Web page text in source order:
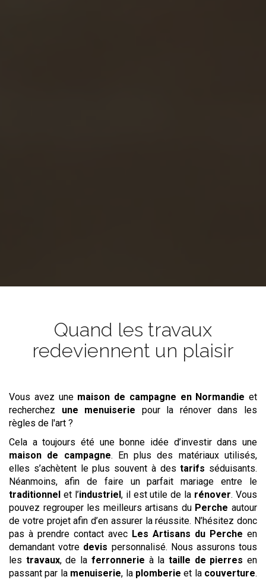
Quand les travaux
redeviennent un plaisir
Vous avez unemaison de campagne en Normandie et
recherchez une menuiserie
pour la rénover dans les
règles de l'art ?
Cela a toujours été une bonne idée d’investir dans une
maison de campagne. En plus des matériaux utilisés,
elles s’achètent le plus souvent à destarifs séduisants.
Néanmoins, afin de faire un parfait mariage entre le
traditionnel et l’industriel , il est utile de la rénover. Vous
pouvez regrouper les meilleurs artisans du Perche autour
de votre projet afin d’en assurer la réussite. N’hésitez donc
pas à prendre contact avec Les Artisans du Perche en
demandant votre devis personnalisé. Nous assurons tous
les travaux, de la ferronnerie à la taille de pierres en
passant par la menuiserie, la plomberie et la couverture.